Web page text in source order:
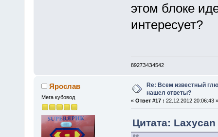
этом блоке
интересует?
8927З4З4542
Ярослав
Мега кубовод
Re: Всем известный
нашел ответы?
« Ответ #17 : 22.12.2012 20:06:43 »
Цитата: Laxycan